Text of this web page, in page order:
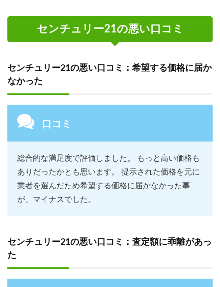
センチュリー21の悪い口コミ
センチュリー21の悪い口コミ：希望する価格に届か
なかった
口コミ
総合的な満足度で評価しました。 もっと高い価格も
ありだったかとも思います。 提示された価格を元に
業者を選んだため希望する価格に届かなかった事
が、マイナスでした。
センチュリー21の悪い口コミ：査定額に乖離があっ
た